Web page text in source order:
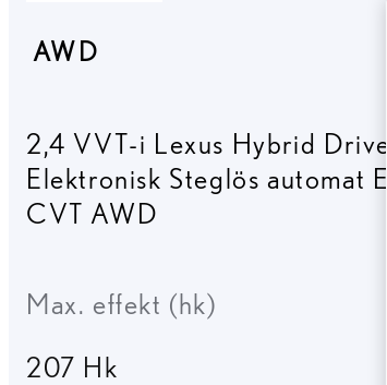
AWD
2,4 VVT-i Lexus Hybrid Drive
Elektronisk Steglös automat E-
CVT AWD
Max. effekt (hk)
207 Hk